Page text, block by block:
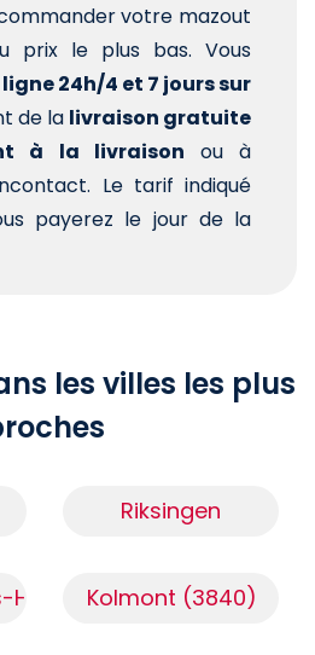
votre mazout
prix le plus bas. Vous
24h/4 et 7 jours sur
de la livraison gratuite
à la livraison ou à
Le tarif indiqué
payerez le jour de la
les villes les plus
Riksingen
Kolmont (3840)